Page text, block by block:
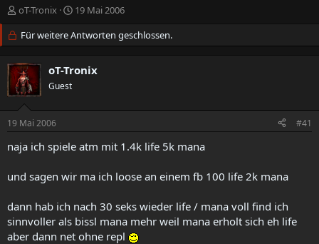
E
s
t
e
l
l
e
r
oT-Tronix
E
s
t
l
a
19 Mai 2006
Für weitere Antworten geschlossen.
oT-Tronix
Guest
19 Mai 2006 #41
naja ich spiele atm mit 1.4k life 5k mana
und sagen wir ma ich loose an einem fb 100 life 2k mana
dann hab ich nach 30 seks wieder life / mana voll find ich
sinnvoller als bissl mana mehr weil mana erholt sich eh life
aber dann net ohne repl